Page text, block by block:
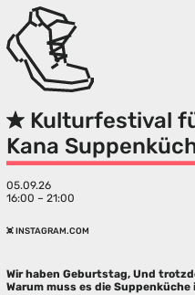
Kulturfestival
Kana
05.09.26
16:00 – 21:00
INSTAGRAM.COM
Wir haben Geburtstag, Und
Warum muss es die